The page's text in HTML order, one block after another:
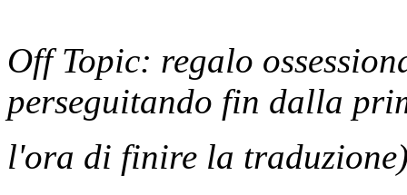
Off Topic: regalo
perseguitando fin dalla
l'ora di finire la